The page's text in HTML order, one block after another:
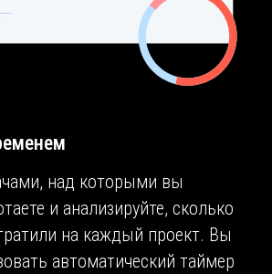
над которыми вы
и анализируйте, сколько
на каждый проект. Вы
автоматический таймер